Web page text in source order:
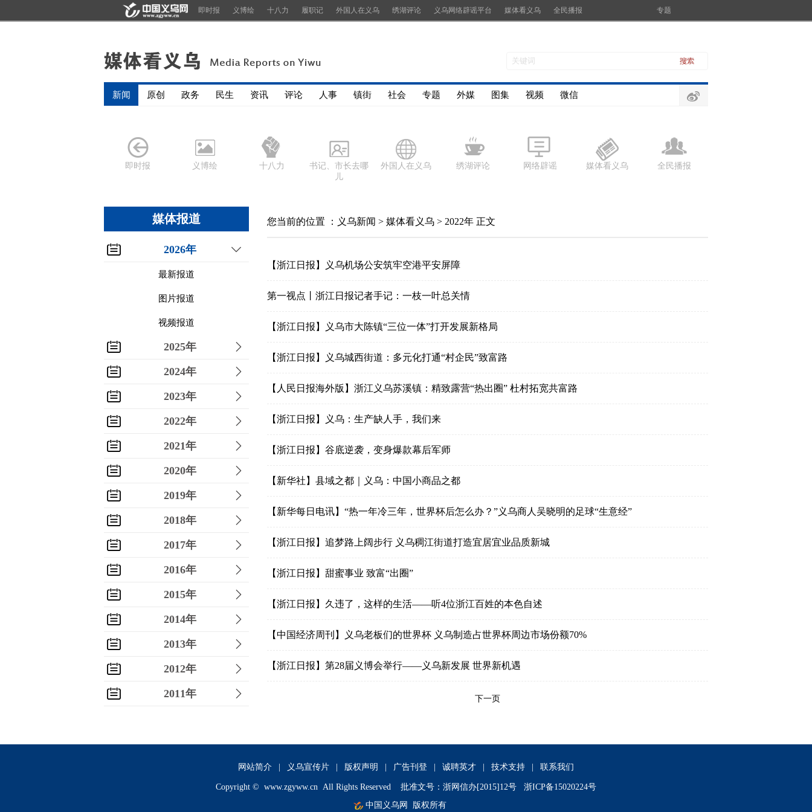
即时报 义博绘 十八力 履职记 外国人在义乌 绣湖评论 义乌网络辟谣平台 媒体看义乌 全民播报 专题
新闻 原创 政务 民生 资讯 评论 人事 镇街 社会 专题 外媒 图集 视频 微信
即时报 义博绘 十八力
书记、市长去哪
儿
外国人在义乌 绣湖评论 网络辟谣 媒体看义乌 全民播报
媒体报道
2026年
最新报道
图片报道
视频报道
2025年
2024年
2023年
2022年
2021年
2020年
2019年
2018年
2017年
2016年
2015年
2014年
2013年
2012年
2011年
2009年
您当前的位置 ： 义乌新闻 > 媒体看义乌 > 2022年 正文
【浙江日报】义乌机场公安筑牢空港平安屏障
第一视点丨浙江日报记者手记：一枝一叶总关情
【浙江日报】义乌市大陈镇“三位一体”打开发展新格局
【浙江日报】义乌城西街道：多元化打通“村企民”致富路
【人民日报海外版】浙江义乌苏溪镇：精致露营“热出圈” 杜村拓宽共富路
【浙江日报】义乌：生产缺人手，我们来
【浙江日报】谷底逆袭，变身爆款幕后军师
【新华社】县域之都｜义乌：中国小商品之都
【新华每日电讯】“热一年冷三年，世界杯后怎么办？”义乌商人吴晓明的足球“生意经”
【浙江日报】追梦路上阔步行 义乌稠江街道打造宜居宜业品质新城
【浙江日报】甜蜜事业 致富“出圈”
【浙江日报】久违了，这样的生活——听4位浙江百姓的本色自述
【中国经济周刊】义乌老板们的世界杯 义乌制造占世界杯周边市场份额70%
【浙江日报】第28届义博会举行——义乌新发展 世界新机遇
下一页
网站简介 义乌宣传片 版权声明 广告刊登 诚聘英才 技术支持 联系我们
Copyright © www.zgyww.cn All Rights Reserved 批准文号：浙网信办[2015]12号 浙ICP备15020224号
中国义乌网
版权所有